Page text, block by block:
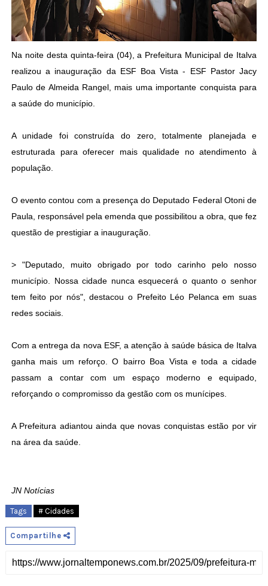
Na noite desta quinta-feira (04), a Prefeitura Municipal de Italva
realizou a inauguração da ESF Boa Vista - ESF Pastor Jacy
Paulo de Almeida Rangel, mais uma importante conquista para
a saúde do município.
A unidade foi construída do zero, totalmente planejada e
estruturada para oferecer mais qualidade no atendimento à
população.
O evento contou com a presença do Deputado Federal Otoni de
Paula, responsável pela emenda que possibilitou a obra, que fez
questão de prestigiar a inauguração.
> "Deputado, muito obrigado por todo carinho pelo nosso
município. Nossa cidade nunca esquecerá o quanto o senhor
tem feito por nós", destacou o Prefeito Léo Pelanca em suas
redes sociais.
Com a entrega da nova ESF, a atenção à saúde básica de Italva
ganha mais um reforço. O bairro Boa Vista e toda a cidade
passam a contar com um espaço moderno e equipado,
reforçando o compromisso da gestão com os munícipes.
A Prefeitura adiantou ainda que novas conquistas estão por vir
na área da saúde.
JN Notícias
Tags # Cidades
Compartilhe